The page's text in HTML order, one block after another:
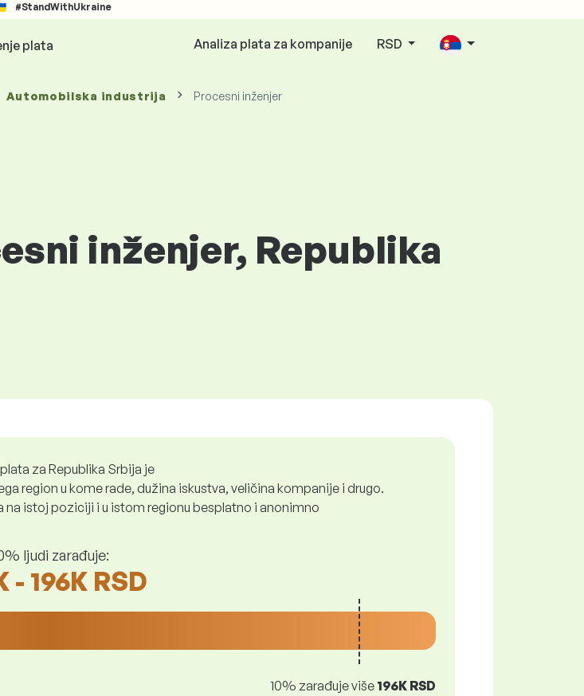
#StandWithUkraine
plata Analiza plata za kompanije RSD
Automobilska industrija Procesni inženjer
inženjer, Republika
za Republika Srbija je
region u kome rade, dužina iskustva, veličina kompanije i drugo.
na istoj poziciji i u istom regionu besplatno i anonimno
ljudi zarađuje:
- 196K RSD
10% zarađuje više 196K RSD